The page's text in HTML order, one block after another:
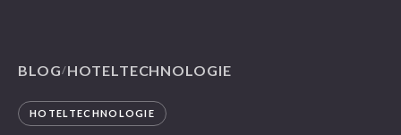
BLOG/HOTELTECHNOLOGIE
HOTELTECHNOLOGIE